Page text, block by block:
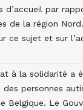
d’accueil par
de la région
ce sujet et sur
à la solidarité a
personnes
Belgique. Le